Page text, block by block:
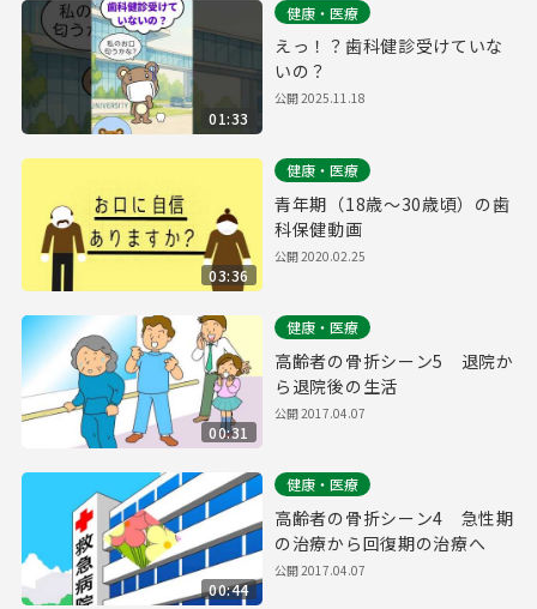
01:33
健康・医療
えっ！？歯科健診受けていな
いの？
公開2025.11.18
03:36
健康・医療
青年期（18歳～30歳頃）の歯
科保健動画
公開2020.02.25
00:31
健康・医療
高齢者の骨折シーン5 退院か
ら退院後の生活
公開2017.04.07
00:44
健康・医療
高齢者の骨折シーン4 急性期
の治療から回復期の治療へ
公開2017.04.07